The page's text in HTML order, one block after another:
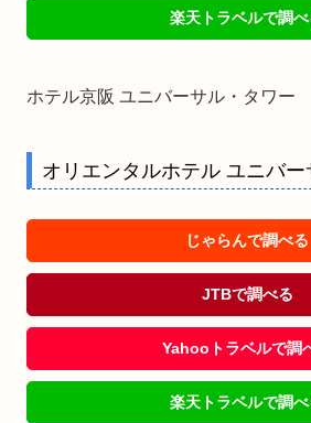
楽天トラベルで調べ
ホテル京阪 ユニバーサル・タワー
オリエンタルホテル ユニバー
じゃらんで調べる
JTBで調べる
Yahooトラベルで調
楽天トラベルで調べ